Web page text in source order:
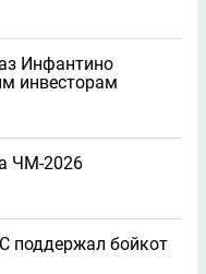
Инфантино
инвесторам
ЧМ-2026
поддержал бойкот